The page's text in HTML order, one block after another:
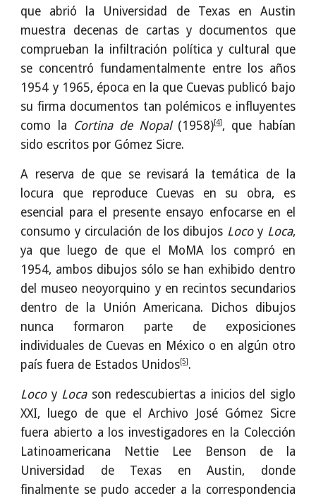
que abrió la Universidad de Texas en Austin
muestra decenas de cartas y documentos que
comprueban la infiltración política y cultural que
se concentró fundamentalmente entre los años
1954 y 1965, época en la que Cuevas publicó bajo
su firma documentos tan polémicos e influyentes
como la Cortina de Nopal(1958)[4] , que habían
sido escritos por Gómez Sicre.
A reserva de que se revisará la temática de la
locura que reproduce Cuevas en su obra, es
esencial para el presente ensayo enfocarse en el
consumo y circulación de los dibujos Locoy Loca,
ya que luego de que el MoMA los compró en
1954, ambos dibujos sólo se han exhibido dentro
del museo neoyorquino y en recintos secundarios
dentro de la Unión Americana. Dichos dibujos
nunca formaron parte de exposiciones
individuales de Cuevas en México o en algún otro
país fuera de Estados Unidos[5] .
Locoy Locason redescubiertas a inicios del siglo
XXI, luego de que el Archivo José Gómez Sicre
fuera abierto a los investigadores en la Colección
Latinoamericana Nettie Lee Benson de la
Universidad de Texas en Austin, donde
finalmente se pudo acceder a la correspondencia